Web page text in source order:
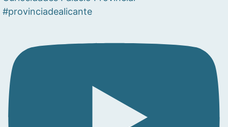
#provinciadealicante